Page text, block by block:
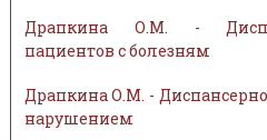
Драпкина О.М. -
пациентов с болезням
Драпкина О.М. -
нарушением